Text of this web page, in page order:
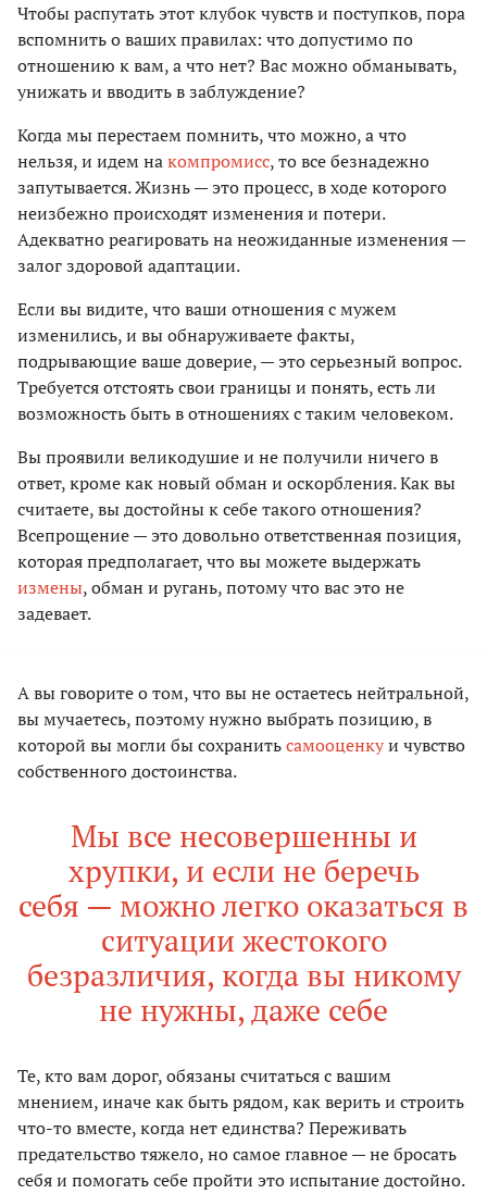
Чтобы распутать этот клубок чувств и поступков, пора
вспомнить о ваших правилах: что допустимо по
отношению к вам, а что нет? Вас можно обманывать,
унижать и вводить в заблуждение?
Когда мы перестаем помнить, что можно, а что
нельзя, и идем накомпромисс, то все безнадежно
запутывается. Жизнь — это процесс, в ходе которого
неизбежно происходят изменения и потери.
Адекватно реагировать на неожиданные изменения —
залог здоровой адаптации.
Если вы видите, что ваши отношения с мужем
изменились, и вы обнаруживаете факты,
подрывающие ваше доверие, — это серьезный вопрос.
Требуется отстоять свои границы и понять, есть ли
возможность быть в отношениях с таким человеком.
Вы проявили великодушие и не получили ничего в
ответ, кроме как новый обман и оскорбления. Как вы
считаете, вы достойны к себе такого отношения?
Всепрощение — это довольно ответственная позиция,
которая предполагает, что вы можете выдержать
измены, обман и ругань, потому что вас это не
задевает.
А вы говорите о том, что вы не остаетесь нейтральной,
вы мучаетесь, поэтому нужно выбрать позицию, в
которой вы могли бы сохранитьсамооценкуи чувство
собственного достоинства.
Мы все несовершенны и
хрупки, и если не беречь
себя — можно легко оказаться в
ситуации жестокого
безразличия, когда вы никому
не нужны, даже себе
Те, кто вам дорог, обязаны считаться с вашим
мнением, иначе как быть рядом, как верить и строить
что-то вместе, когда нет единства? Переживать
предательство тяжело, но самое главное — не бросать
себя и помогать себе пройти это испытание достойно.